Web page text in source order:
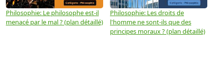
Philosophie: Le philosophe est-il
menacé par le mal ? (plan détaillé)
Philosophie: Les droits de
l'homme ne sont-ils que des
principes moraux ? (plan détaillé)